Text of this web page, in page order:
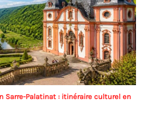
Sarre-Palatinat : itinéraire culturel en